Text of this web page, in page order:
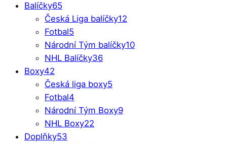
Balíčky65
Česká Liga balíčky12
Fotbal5
Národní Tým balíčky10
NHL Balíčky36
Boxy42
Česká liga boxy5
Fotbal4
Národní Tým Boxy9
NHL Boxy22
Doplňky53